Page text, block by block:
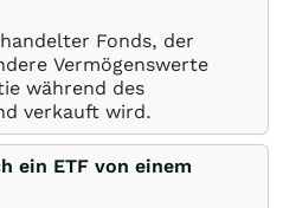
Fonds, der
Vermögenswerte
während des
verkauft wird.
ein ETF von einem